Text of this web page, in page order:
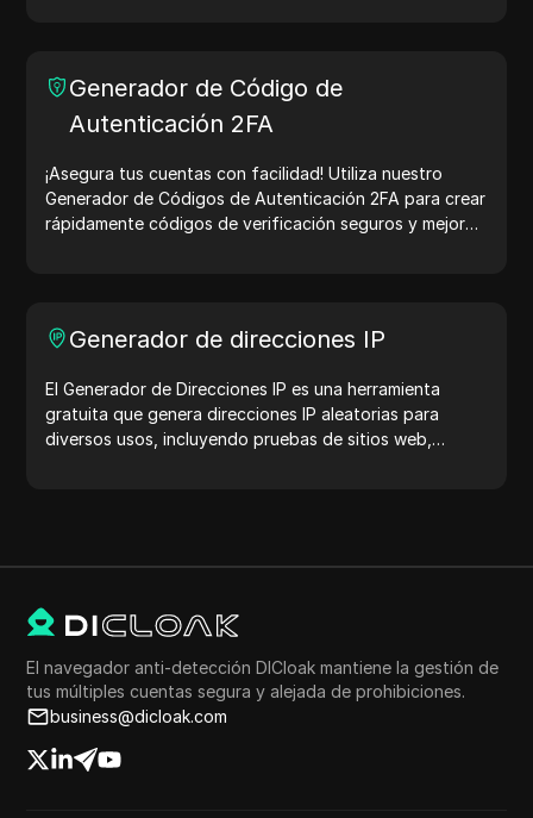
línea.
Generador de Código de
Autenticación 2FA
¡Asegura tus cuentas con facilidad! Utiliza nuestro
Generador de Códigos de Autenticación 2FA para crear
rápidamente códigos de verificación seguros y mejorar
Generador de direcciones IP
El Generador de Direcciones IP es una herramienta
gratuita que genera direcciones IP aleatorias para
diversos usos, incluyendo pruebas de sitios web,
geolocalización, verificaciones de privacidad y más.
desarrollo: ¡genera direcciones IP ahora!
El navegador anti-detección DICloak mantiene la gestión de
tus múltiples cuentas segura y alejada de prohibiciones.
business@dicloak.com